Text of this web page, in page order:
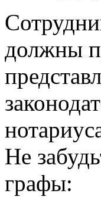
должны
Не
графы: